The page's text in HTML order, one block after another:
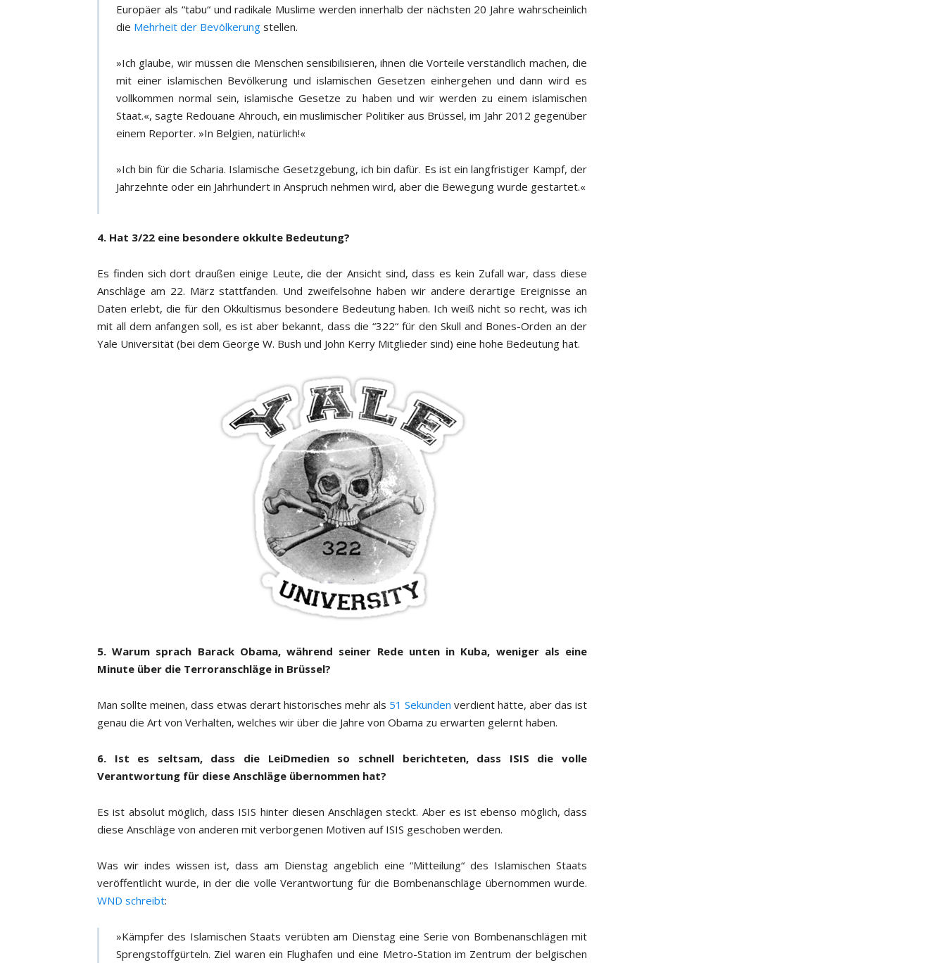
Europäer als “tabu“ und radikale Muslime werden innerhalb der nächsten 20 Jahre wahrscheinlich
die Mehrheit der Bevölkerung stellen.
»Ich glaube, wir müssen die Menschen sensibilisieren, ihnen die Vorteile verständlich machen, die
mit einer islamischen Bevölkerung und islamischen Gesetzen einhergehen und dann wird es
vollkommen normal sein, islamische Gesetze zu haben und wir werden zu einem islamischen
Staat.«, sagte Redouane Ahrouch, ein muslimischer Politiker aus Brüssel, im Jahr 2012 gegenüber
einem Reporter. »In Belgien, natürlich!«
»Ich bin für die Scharia. Islamische Gesetzgebung, ich bin dafür. Es ist ein langfristiger Kampf, der
Jahrzehnte oder ein Jahrhundert in Anspruch nehmen wird, aber die Bewegung wurde gestartet.«
4. Hat 3/22 eine besondere okkulte Bedeutung?
Es finden sich dort draußen einige Leute, die der Ansicht sind, dass es kein Zufall war, dass diese
Anschläge am 22. März stattfanden. Und zweifelsohne haben wir andere derartige Ereignisse an
Daten erlebt, die für den Okkultismus besondere Bedeutung haben. Ich weiß nicht so recht, was ich
mit all dem anfangen soll, es ist aber bekannt, dass die “322“ für den Skull and Bones-Orden an der
Yale Universität (bei dem George W. Bush und John Kerry Mitglieder sind) eine hohe Bedeutung hat.
5. Warum sprach Barack Obama, während seiner Rede unten in Kuba, weniger als eine
Minute über die Terroranschläge in Brüssel?
Man sollte meinen, dass etwas derart historisches mehr als 51 Sekunden verdient hätte, aber das ist
genau die Art von Verhalten, welches wir über die Jahre von Obama zu erwarten gelernt haben.
6. Ist es seltsam, dass die LeiDmedien so schnell berichteten, dass ISIS die volle
Verantwortung für diese Anschläge übernommen hat?
Es ist absolut möglich, dass ISIS hinter diesen Anschlägen steckt. Aber es ist ebenso möglich, dass
diese Anschläge von anderen mit verborgenen Motiven auf ISIS geschoben werden.
Was wir indes wissen ist, dass am Dienstag angeblich eine “Mitteilung“ des Islamischen Staats
veröffentlicht wurde, in der die volle Verantwortung für die Bombenanschläge übernommen wurde.
WND schreibt:
»Kämpfer des Islamischen Staats verübten am Dienstag eine Serie von Bombenanschlägen mit
Sprengstoffgürteln. Ziel waren ein Flughafen und eine Metro-Station im Zentrum der belgischen